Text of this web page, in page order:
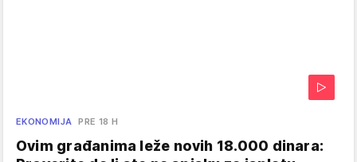
EKONOMIJA PRE 18 H
Ovim građanima leže novih 18.000 dinara: